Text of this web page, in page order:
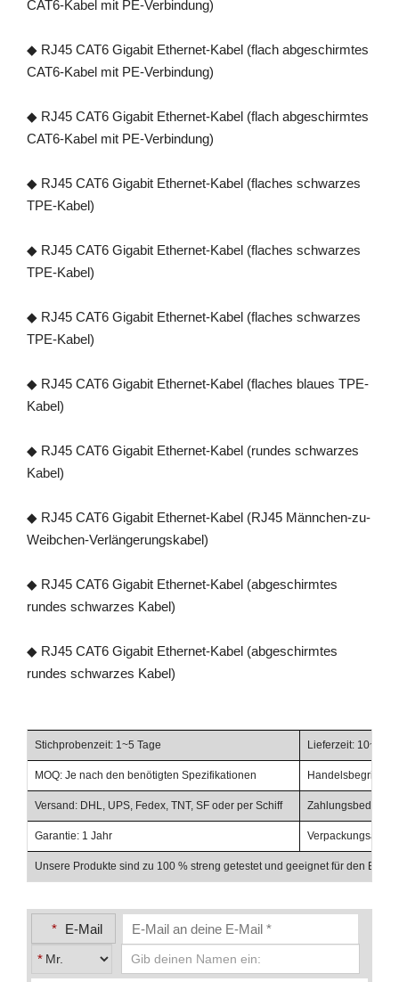
CAT6-Kabel mit PE-Verbindung)
◆ RJ45 CAT6 Gigabit Ethernet-Kabel (flach abgeschirmtes
CAT6-Kabel mit PE-Verbindung)
◆ RJ45 CAT6 Gigabit Ethernet-Kabel (flach abgeschirmtes
CAT6-Kabel mit PE-Verbindung)
◆ RJ45 CAT6 Gigabit Ethernet-Kabel (flaches schwarzes
TPE-Kabel)
◆ RJ45 CAT6 Gigabit Ethernet-Kabel (flaches schwarzes
TPE-Kabel)
◆ RJ45 CAT6 Gigabit Ethernet-Kabel (flaches schwarzes
TPE-Kabel)
◆ RJ45 CAT6 Gigabit Ethernet-Kabel (flaches blaues TPE-
Kabel)
◆ RJ45 CAT6 Gigabit Ethernet-Kabel (rundes schwarzes
Kabel)
◆ RJ45 CAT6 Gigabit Ethernet-Kabel (RJ45 Männchen-zu-
Weibchen-Verlängerungskabel)
◆ RJ45 CAT6 Gigabit Ethernet-Kabel (abgeschirmtes
rundes schwarzes Kabel)
◆ RJ45 CAT6 Gigabit Ethernet-Kabel (abgeschirmtes
rundes schwarzes Kabel)
Stichprobenzeit: 1~5 Tage Lieferzeit: 10~20
MOQ: Je nach den benötigten Spezifikationen Handelsbegriffe:
Versand: DHL, UPS, Fedex, TNT, SF oder per Schiff
Garantie: 1 Jahr
Unsere Produkte sind zu 100 % streng getestet und geeignet für den
* E-Mail
*